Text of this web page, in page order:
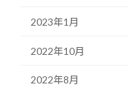
2023年1月
2022年10月
2022年8月